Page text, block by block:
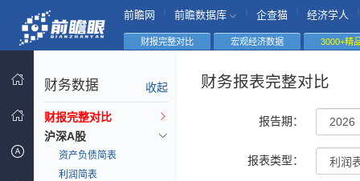
前瞻网 前瞻数据库 企查猫 经济学人
财报完整对比 宏观经济数据 3000+精
财务数据 收起
财报完整对比
沪深A股
资产负债简表
利润简表
财务报表完整对比
报告期：
报表类型：